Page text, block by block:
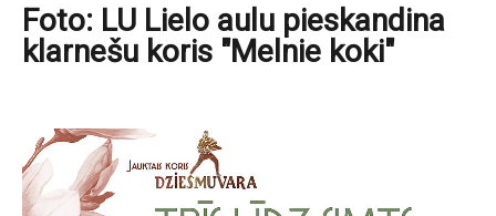
Foto: LU Lielo aulu pieskandina
klarnešu koris "Melnie koki"